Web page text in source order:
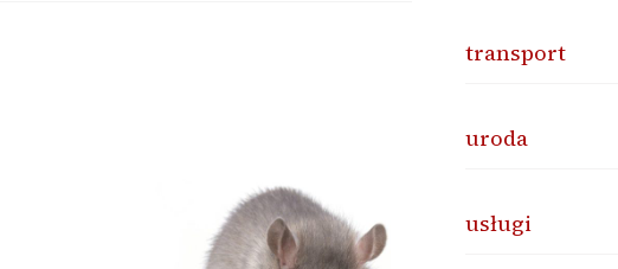
transport
uroda
usługi